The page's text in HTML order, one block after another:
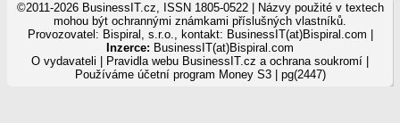
©2011-2026 BusinessIT.cz, ISSN 1805-0522 | Názvy použité v textech
mohou být ochrannými známkami příslušných vlastníků.
Provozovatel: Bispiral, s.r.o., kontakt: BusinessIT(at)Bispiral.com |
Inzerce: BusinessIT(at)Bispiral.com
O vydavateli
Pravidla webu BusinessIT.cz a ochrana soukromí
Používáme účetní program Money S3| pg(2447)